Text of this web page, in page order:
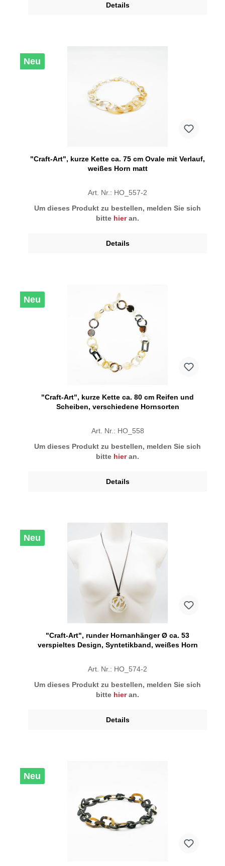
Details
Neu
"Craft-Art", kurze Kette ca. 75 cm Ovale mit Verlauf,
weißes Horn matt
Art. Nr.: HO_557-2
Um dieses Produkt zu bestellen, melden Sie sich
bitte hieran.
Details
Neu
"Craft-Art", kurze Kette ca. 80 cm Reifen und
Scheiben, verschiedene Hornsorten
Art. Nr.: HO_558
Um dieses Produkt zu bestellen, melden Sie sich
bitte hieran.
Details
Neu
"Craft-Art", runder Hornanhänger Ø ca. 53
verspieltes Design, Syntetikband, weißes Horn
Art. Nr.: HO_574-2
Um dieses Produkt zu bestellen, melden Sie sich
bitte hieran.
Details
Neu